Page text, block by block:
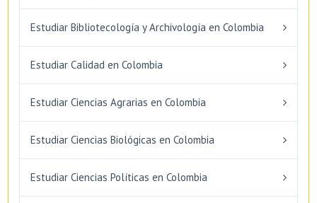
Estudiar Bibliotecología y Archivología en Colombia
Estudiar Calidad en Colombia
Estudiar Ciencias Agrarias en Colombia
Estudiar Ciencias Biológicas en Colombia
Estudiar Ciencias Políticas en Colombia